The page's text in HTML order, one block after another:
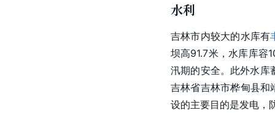
水利
吉林市内较大的水库有
坝高91.7米，水库库容
汛期的安全。此外水库
吉林省吉林市桦甸县和
设的主要目的是发电，